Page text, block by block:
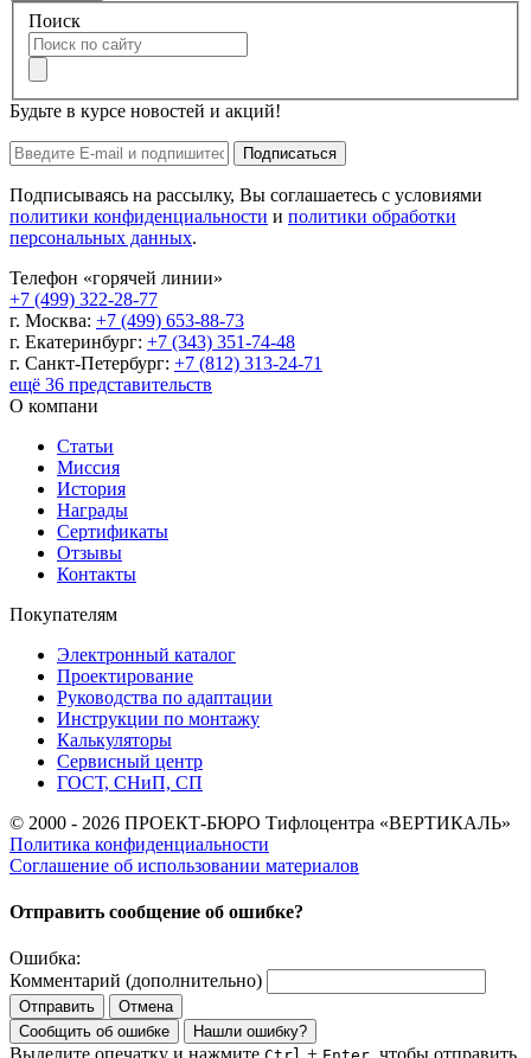
Поиск
Будьте в курсе новостей и акций!
Подписаться
Подписываясь на рассылку, Вы соглашаетесь с условиями
политики конфиденциальности и политики обработки
персональных данных.
Телефон «горячей линии»
+7 (499) 322-28-77
г. Москва: +7 (499) 653-88-73
г. Екатеринбург: +7 (343) 351-74-48
г. Санкт-Петербург: +7 (812) 313-24-71
ещё 36 представительств
О компани
Статьи
Миссия
История
Награды
Сертификаты
Отзывы
Контакты
Покупателям
Электронный каталог
Проектирование
Руководства по адаптации
Инструкции по монтажу
Калькуляторы
Сервисный центр
ГОСТ, СНиП, СП
© 2000 - 2026 ПРОЕКТ-БЮРО Тифлоцентра «ВЕРТИКАЛЬ»
Политика конфиденциальности
Соглашение об использовании материалов
Отправить сообщение об ошибке?
Ошибка:
Комментарий (дополнительно)
Отправить
Отмена
Сообщить об ошибке
Нашли ошибку?